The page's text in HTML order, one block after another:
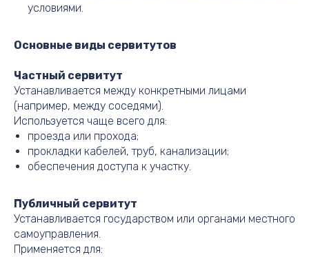
условиями.
Основные виды сервитутов
Частный сервитут
Устанавливается между конкретными лицами
(например, между соседями).
Используется чаще всего для:
проезда или прохода;
прокладки кабелей, труб, канализации;
обеспечения доступа к участку.
Публичный сервитут
Устанавливается государством или органами местного
самоуправления.
Применяется для: